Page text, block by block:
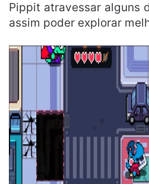
Pippit atravessar alguns
assim poder explorar